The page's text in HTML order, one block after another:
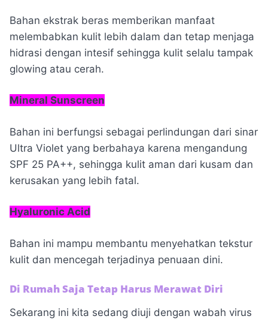
Bahan ekstrak beras memberikan manfaat
melembabkan kulit lebih dalam dan tetap menjaga
hidrasi dengan intesif sehingga kulit selalu tampak
glowing atau cerah.
Mineral Sunscreen
Bahan ini berfungsi sebagai perlindungan dari sinar
Ultra Violet yang berbahaya karena mengandung
SPF 25 PA++, sehingga kulit aman dari kusam dan
kerusakan yang lebih fatal.
Hyaluronic Acid
Bahan ini mampu membantu menyehatkan tekstur
kulit dan mencegah terjadinya penuaan dini.
Di Rumah Saja Tetap Harus Merawat Diri
Sekarang ini kita sedang diuji dengan wabah virus